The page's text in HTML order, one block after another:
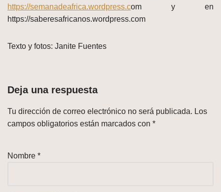
https://semanadeafrica.wordpress.com y en
https://saberesafricanos.wordpress.com
Texto y fotos: Janite Fuentes
Deja una respuesta
Tu dirección de correo electrónico no será publicada. Los
campos obligatorios están marcados con *
Nombre *